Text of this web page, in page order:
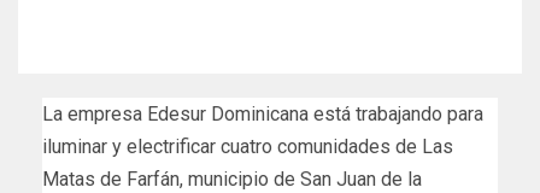
La empresa Edesur Dominicana está trabajando para
iluminar y electrificar cuatro comunidades de Las
Matas de Farfán, municipio de San Juan de la